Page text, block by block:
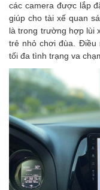
các camera được lắp
giúp cho tài xế quan
là trong trường hợp lùi
trẻ nhỏ chơi đùa. Điều
tối đa tình trạng va